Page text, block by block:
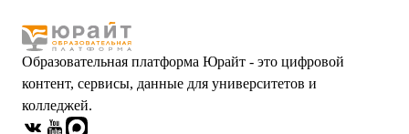
Образовательная платформа Юрайт - это цифровой
контент, сервисы, данные для университетов и
колледжей.